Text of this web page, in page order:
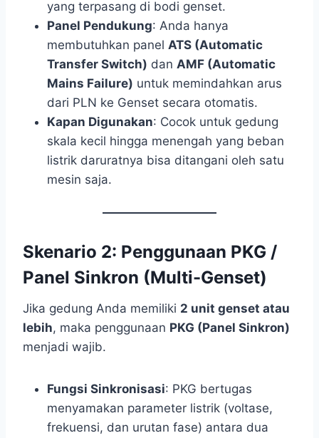
yang terpasang di bodi genset.
Panel Pendukung: Anda hanya
membutuhkan panel ATS (Automatic
Transfer Switch) dan AMF (Automatic
Mains Failure) untuk memindahkan arus
dari PLN ke Genset secara otomatis.
Kapan Digunakan: Cocok untuk gedung
skala kecil hingga menengah yang beban
listrik daruratnya bisa ditangani oleh satu
mesin saja.
Skenario 2: Penggunaan PKG /
Panel Sinkron (Multi-Genset)
Jika gedung Anda memiliki 2 unit genset atau
lebih, maka penggunaan PKG (Panel Sinkron)
menjadi wajib.
Fungsi Sinkronisasi: PKG bertugas
menyamakan parameter listrik (voltase,
frekuensi, dan urutan fase) antara dua